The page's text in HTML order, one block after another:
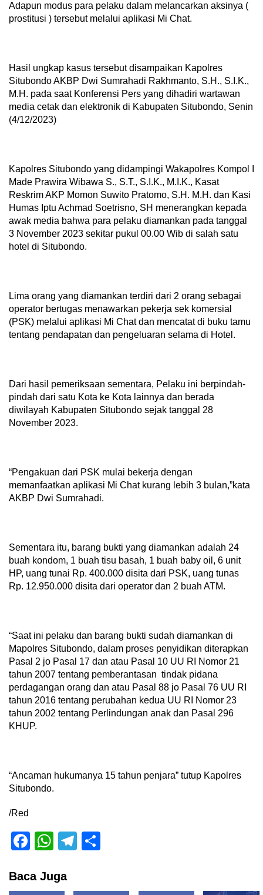
Adapun modus para pelaku dalam melancarkan aksinya (
prostitusi ) tersebut melalui aplikasi Mi Chat.
Hasil ungkap kasus tersebut disampaikan Kapolres
Situbondo AKBP Dwi Sumrahadi Rakhmanto, S.H., S.I.K.,
M.H. pada saat Konferensi Pers yang dihadiri wartawan
media cetak dan elektronik di Kabupaten Situbondo, Senin
(4/12/2023)
Kapolres Situbondo yang didampingi Wakapolres Kompol I
Made Prawira Wibawa S., S.T., S.I.K., M.I.K., Kasat
Reskrim AKP Momon Suwito Pratomo, S.H. M.H. dan Kasi
Humas Iptu Achmad Soetrisno, SH menerangkan kepada
awak media bahwa para pelaku diamankan pada tanggal
3 November 2023 sekitar pukul 00.00 Wib di salah satu
hotel di Situbondo.
Lima orang yang diamankan terdiri dari 2 orang sebagai
operator bertugas menawarkan pekerja sek komersial
(PSK) melalui aplikasi Mi Chat dan mencatat di buku tamu
tentang pendapatan dan pengeluaran selama di Hotel.
Dari hasil pemeriksaan sementara, Pelaku ini berpindah-
pindah dari satu Kota ke Kota lainnya dan berada
diwilayah Kabupaten Situbondo sejak tanggal 28
November 2023.
“Pengakuan dari PSK mulai bekerja dengan
memanfaatkan aplikasi Mi Chat kurang lebih 3 bulan,”kata
AKBP Dwi Sumrahadi.
Sementara itu, barang bukti yang diamankan adalah 24
buah kondom, 1 buah tisu basah, 1 buah baby oil, 6 unit
HP, uang tunai Rp. 400.000 disita dari PSK, uang tunas
Rp. 12.950.000 disita dari operator dan 2 buah ATM.
“Saat ini pelaku dan barang bukti sudah diamankan di
Mapolres Situbondo, dalam proses penyidikan diterapkan
Pasal 2 jo Pasal 17 dan atau Pasal 10 UU RI Nomor 21
tahun 2007 tentang pemberantasan tindak pidana
perdagangan orang dan atau Pasal 88 jo Pasal 76 UU RI
tahun 2016 tentang perubahan kedua UU RI Nomor 23
tahun 2002 tentang Perlindungan anak dan Pasal 296
KHUP.
“Ancaman hukumanya 15 tahun penjara” tutup Kapolres
Situbondo.
/Red
Facebook
WhatsApp
Telegram
Baca Juga